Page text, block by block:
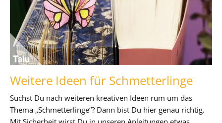
Weitere Ideen für Schmetterlinge
Suchst Du nach weiteren kreativen Ideen rum um das
Thema „Schmetterlinge“? Dann bist Du hier genau richtig.